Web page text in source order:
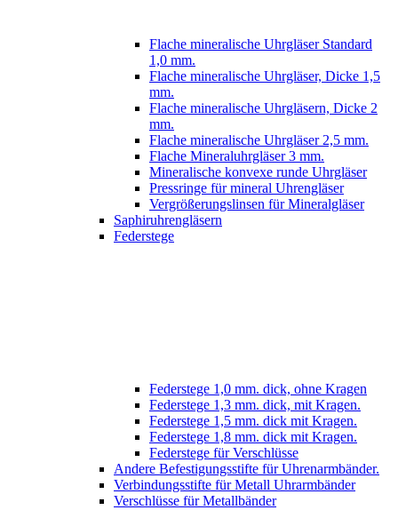
Flache mineralische Uhrgläser Standard
1,0 mm.
Flache mineralische Uhrgläser, Dicke 1,5
mm.
Flache mineralische Uhrgläsern, Dicke 2
mm.
Flache mineralische Uhrgläser 2,5 mm.
Flache Mineraluhrgläser 3 mm.
Mineralische konvexe runde Uhrgläser
Pressringe für mineral Uhrengläser
Vergrößerungslinsen für Mineralgläser
Saphiruhrengläsern
Federstege
Federstege 1,0 mm. dick, ohne Kragen
Federstege 1,3 mm. dick, mit Kragen.
Federstege 1,5 mm. dick mit Kragen.
Federstege 1,8 mm. dick mit Kragen.
Federstege für Verschlüsse
Andere Befestigungsstifte für Uhrenarmbänder.
Verbindungsstifte für Metall Uhrarmbänder
Verschlüsse für Metallbänder